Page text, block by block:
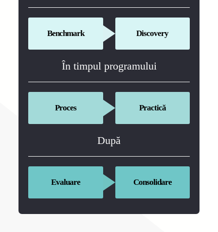
Benchmark Discovery
În timpul programului
Proces Practică
După
Evaluare Consolidare